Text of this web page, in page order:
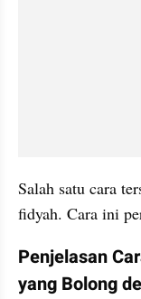
Salah satu cara
fidyah. Cara ini
Penjelasan
yang Bolong